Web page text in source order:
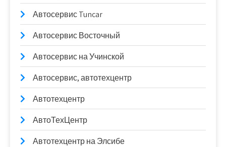
Автосервис Tuncar
Автосервис Восточный
Автосервис на Учинской
Автосервис, автотехцентр
Автотехцентр
АвтоТехЦентр
Автотехцентр на Элсибе